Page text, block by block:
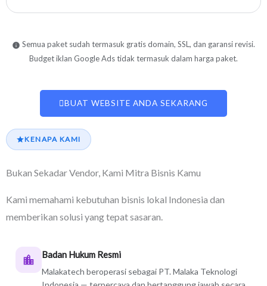
Semua paket sudah termasuk gratis domain, SSL, dan garansi revisi.
Budget iklan Google Ads tidak termasuk dalam harga paket.
BUAT WEBSITE ANDA SEKARANG
KENAPA KAMI
Bukan Sekadar Vendor, Kami Mitra Bisnis Kamu
Kami memahami kebutuhan bisnis lokal Indonesia dan
memberikan solusi yang tepat sasaran.
Badan Hukum Resmi
Malakatech beroperasi sebagai PT. Malaka Teknologi